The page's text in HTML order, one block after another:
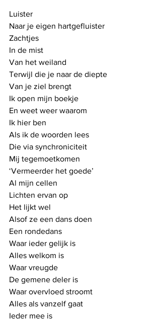
Luister
Naar je eigen hartgefluister
Zachtjes
In de mist
Van het weiland
Terwijl die je naar de diepte
Van je ziel brengt
Ik open mijn boekje
En weet weer waarom
Ik hier ben
Als ik de woorden lees
Die via synchroniciteit
Mij tegemoetkomen
‘Vermeerder het goede’
Al mijn cellen
Lichten ervan op
Het lijkt wel
Alsof ze een dans doen
Een rondedans
Waar ieder gelijk is
Alles welkom is
Waar vreugde
De gemene deler is
Waar overvloed stroomt
Alles als vanzelf gaat
Ieder mee is